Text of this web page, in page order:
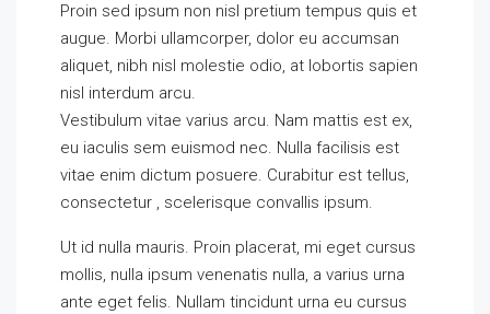
Proin sed ipsum non nisl pretium tempus quis et
augue. Morbi ullamcorper, dolor eu accumsan
aliquet, nibh nisl molestie odio, at lobortis sapien
nisl interdum arcu.
Vestibulum vitae varius arcu. Nam mattis est ex,
eu iaculis sem euismod nec. Nulla facilisis est
vitae enim dictum posuere. Curabitur est tellus,
consectetur , scelerisque convallis ipsum.
Ut id nulla mauris. Proin placerat, mi eget cursus
mollis, nulla ipsum venenatis nulla, a varius urna
ante eget felis. Nullam tincidunt urna eu cursus